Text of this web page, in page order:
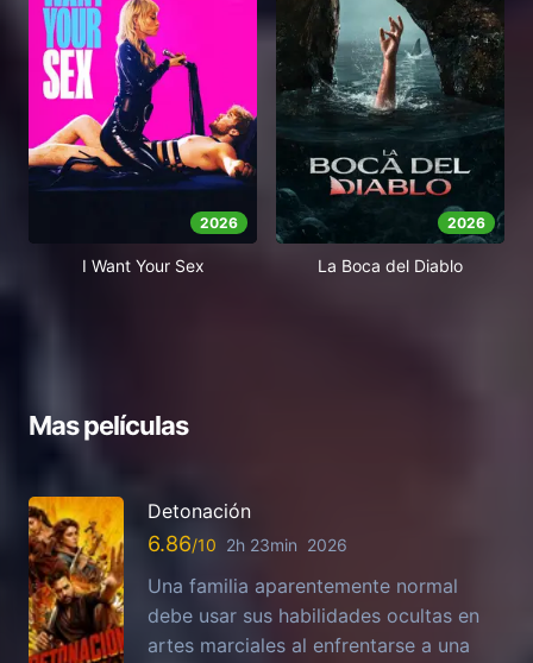
2026
I Want Your Sex
2026
La Boca del Diablo
Mas películas
Detonación
6.86 2h 23min 2026
Una familia aparentemente normal
debe usar sus habilidades ocultas en
artes marciales al enfrentarse a una